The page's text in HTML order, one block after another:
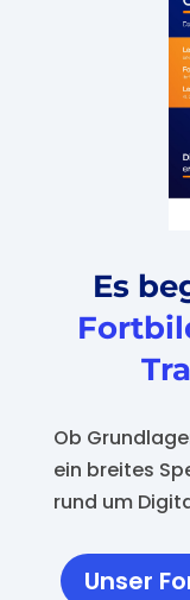
Es
Ob
ein breites
rund um
Unser